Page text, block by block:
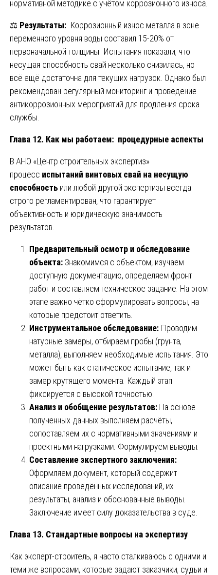
нормативной методике с учётом коррозионного износа.
⚖️ Результаты: Коррозионный износ металла в зоне
переменного уровня воды составил 15-20% от
первоначальной толщины. Испытания показали, что
несущая способность свай несколько снизилась, но
всё ещё достаточна для текущих нагрузок. Однако был
рекомендован регулярный мониторинг и проведение
антикоррозионных мероприятий для продления срока
службы.
Глава 12. Как мы работаем: процедурные аспекты
В АНО «Центр строительных экспертиз»
процесс испытаний винтовых свай на несущую
способность или любой другой экспертизы всегда
строго регламентирован, что гарантирует
объективность и юридическую значимость
результатов.
Предварительный осмотр и обследование
объекта: Знакомимся с объектом, изучаем
доступную документацию, определяем фронт
работ и составляем техническое задание. На этом
этапе важно чётко сформулировать вопросы, на
которые предстоит ответить.
Инструментальное обследование: Проводим
натурные замеры, отбираем пробы (грунта,
металла), выполняем необходимые испытания. Это
может быть как статическое испытание, так и
замер крутящего момента. Каждый этап
фиксируется с высокой точностью.
Анализ и обобщение результатов: На основе
полученных данных выполняем расчёты,
сопоставляем их с нормативными значениями и
проектными нагрузками. Формулируем выводы.
Составление экспертного заключения:
Оформляем документ, который содержит
описание проведённых исследований, их
результаты, анализ и обоснованные выводы.
Заключение имеет силу доказательства в суде.
Глава 13. Стандартные вопросы на экспертизу
Как эксперт-строитель, я часто сталкиваюсь с одними и
теми же вопросами, которые задают заказчики, судьи и